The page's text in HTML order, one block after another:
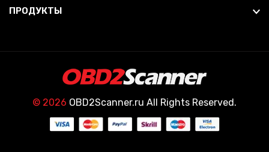
ПРОДУКТЫ
© 2026 OBD2Scanner.ru All Rights Reserved.